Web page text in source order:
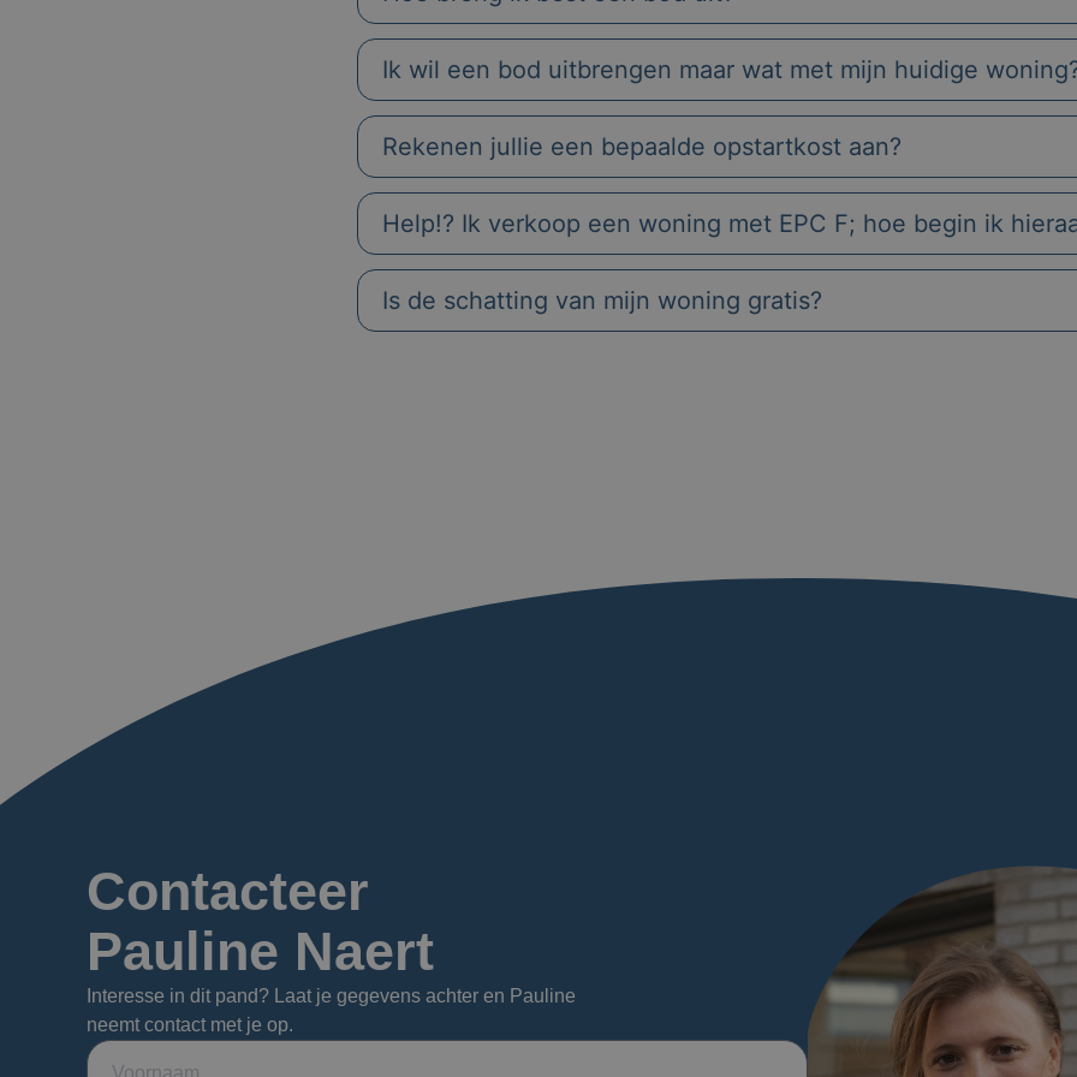
Ik wil een bod uitbrengen maar wat met mijn huidige
Rekenen jullie een bepaalde opstartkost aan?
Help!? Ik verkoop een woning met EPC F; hoe begin ik
Is de schatting van mijn woning gratis?
Contacteer
Pauline Naert
Interesse in dit pand? Laat je gegevens achter en Pauline
neemt contact met je op.